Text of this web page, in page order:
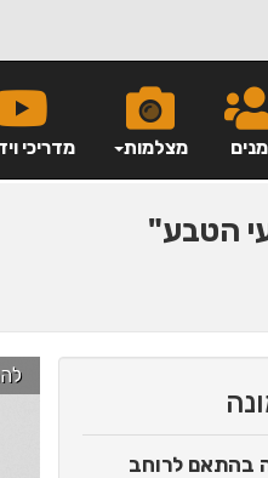
מדריכי מצלמות
הטבע"
בהתאם לרוחב